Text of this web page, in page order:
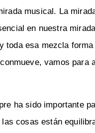
musical. La
en nuestra
y toda esa mezcla
vamos para
ha sido importante
cosas están